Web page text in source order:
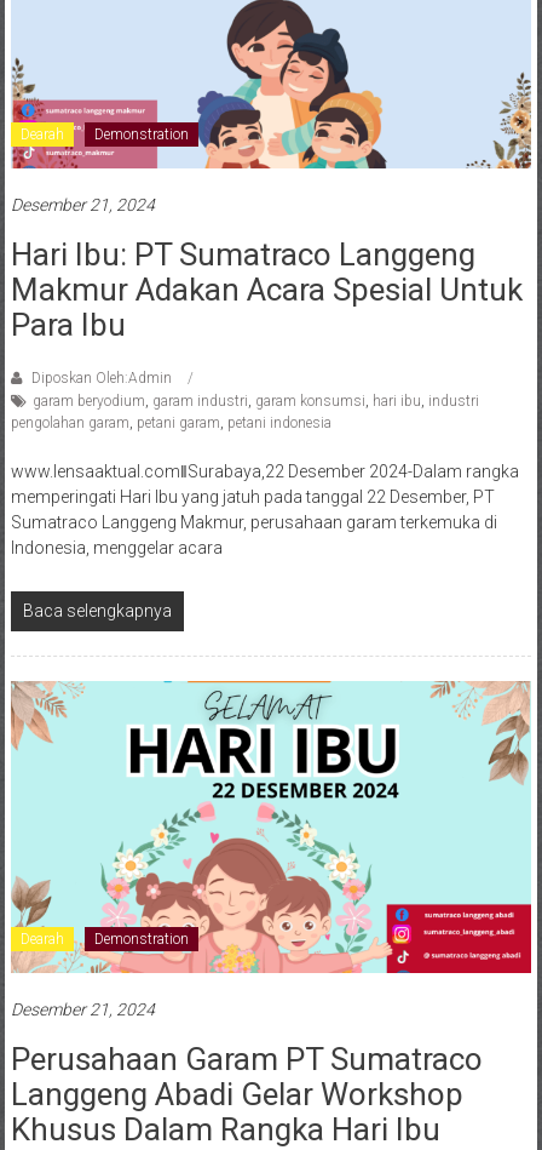
Dearah Demonstration
Desember 21, 2024
Hari Ibu: PT Sumatraco Langgeng
Makmur Adakan Acara Spesial Untuk
Para Ibu
Diposkan Oleh:Admin
garam beryodium, garam industri, garam konsumsi, hari ibu, industri
pengolahan garam, petani garam, petani indonesia
www.lensaaktual.comǁSurabaya,22 Desember 2024-Dalam rangka
memperingati Hari Ibu yang jatuh pada tanggal 22 Desember, PT
Sumatraco Langgeng Makmur, perusahaan garam terkemuka di
Indonesia, menggelar acara
Baca selengkapnya
Dearah Demonstration
Desember 21, 2024
Perusahaan Garam PT Sumatraco
Langgeng Abadi Gelar Workshop
Khusus Dalam Rangka Hari Ibu